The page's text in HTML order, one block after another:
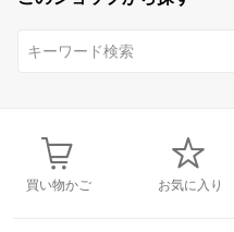
買い物かご お気に入り